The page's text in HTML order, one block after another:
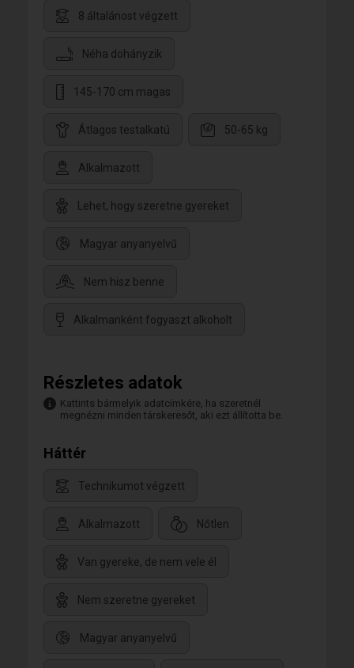
8 általánost végzett
Néha dohányzik
145-170 cm magas
Átlagos testalkatú 50-65 kg
Alkalmazott
Lehet, hogy szeretne gyereket
Magyar anyanyelvű
Nem hisz benne
Alkalmanként fogyaszt alkoholt
Részletes adatok
Kattints bármelyik adatcímkére, ha szeretnél
megnézni minden társkeresőt, aki ezt állította be.
Háttér
Technikumot végzett
Alkalmazott Nőtlen
Van gyereke, de nem vele él
Nem szeretne gyereket
Magyar anyanyelvű